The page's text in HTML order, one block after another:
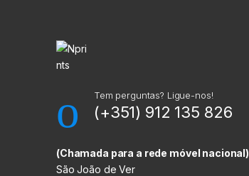
Tem perguntas? Ligue-nos!
(+351) 912 135 826
(Chamada para a rede móvel nacional)
São João de Ver